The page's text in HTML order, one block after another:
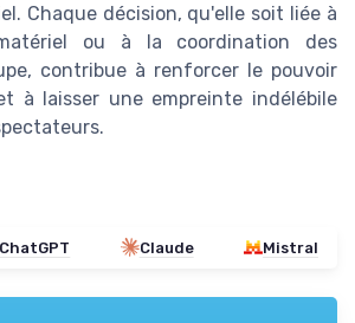
Chaque décision, qu'elle soit liée à
ou à la coordination des
contribue à renforcer le pouvoir
à laisser une empreinte indélébile
ChatGPT Claude Mistral